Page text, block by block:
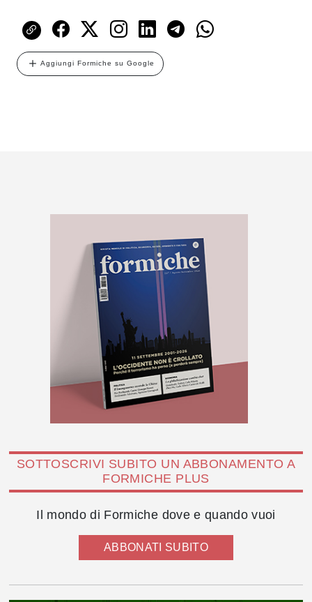
Aggiungi Formiche su Google
SOTTOSCRIVI SUBITO UN ABBONAMENTO A
FORMICHE PLUS
Il mondo di Formiche dove e quando vuoi
ABBONATI SUBITO